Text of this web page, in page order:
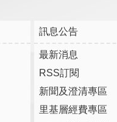
訊息公告
最新消息
RSS訂閱
新聞及澄清專區
里基層經費專區